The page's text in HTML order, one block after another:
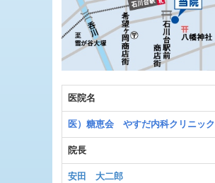
医院名
医）糖恵会 やすだ内科クリニック
院長
安田 大二郎